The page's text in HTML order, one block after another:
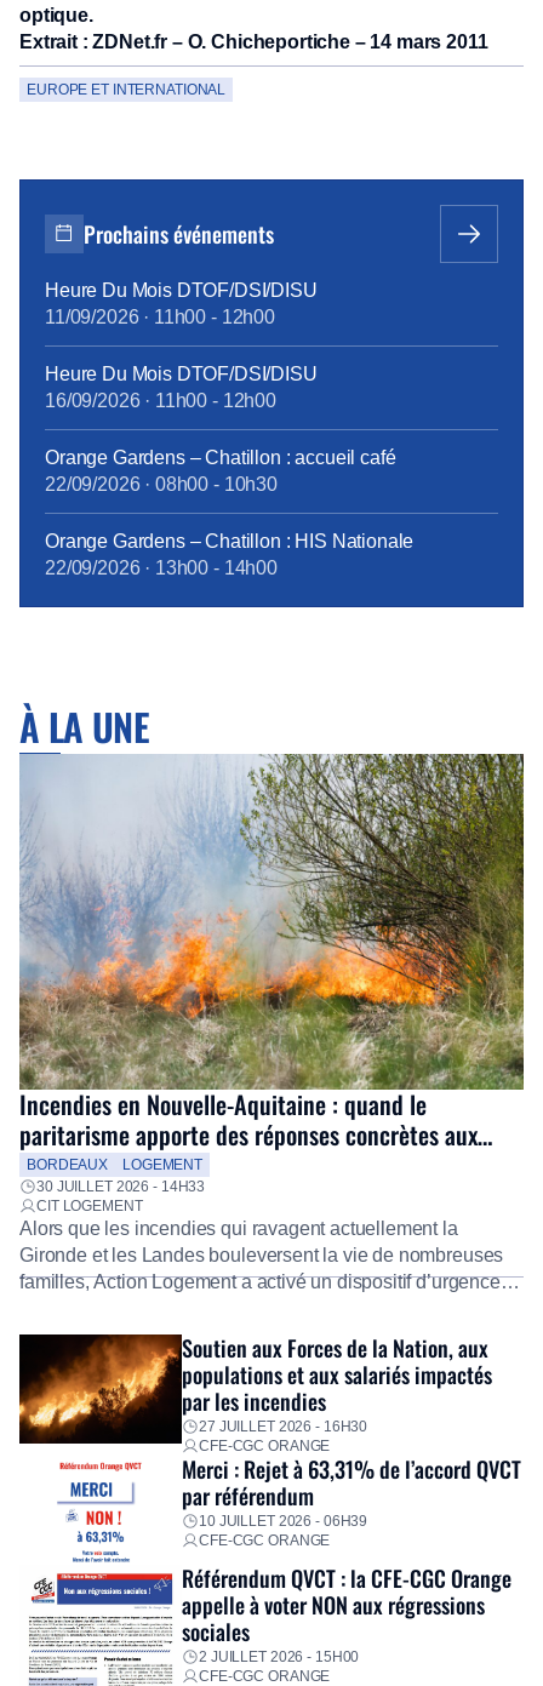
optique.
Extrait : ZDNet.fr – O. Chicheportiche – 14 mars 2011
EUROPE ET INTERNATIONAL
Prochains événements
Heure Du Mois DTOF/DSI/DISU
11/09/2026· 11h00 - 12h00
Heure Du Mois DTOF/DSI/DISU
16/09/2026· 11h00 - 12h00
Orange Gardens – Chatillon : accueil café
22/09/2026· 08h00 - 10h30
Orange Gardens – Chatillon : HIS Nationale
22/09/2026· 13h00 - 14h00
À LA UNE
Incendies en Nouvelle-Aquitaine : quand le
paritarisme apporte des réponses concrètes aux
salariés
BORDEAUX
LOGEMENT
30 JUILLET 2026 - 14H33
CIT LOGEMENT
Alors que les incendies qui ravagent actuellement la
Gironde et les Landes bouleversent la vie de nombreuses
familles, Action Logement a activé un dispositif d’urgence
Fidèle à sa mission d’utilité sociale, le Groupe mobilise
immédiatement ses équipes afin de proposer un diagnostic
personnalisé, des aides financières pour faire face aux
premières dépenses, […]
Soutien aux Forces de la Nation, aux
populations et aux salariés impactés
par les incendies
27 JUILLET 2026 - 16H30
CFE-CGC ORANGE
Merci : Rejet à 63,31% de l’accord QVCT
par référendum
10 JUILLET 2026 - 06H39
CFE-CGC ORANGE
Référendum QVCT : la CFE-CGC Orange
appelle à voter NON aux régressions
sociales
2 JUILLET 2026 - 15H00
CFE-CGC ORANGE